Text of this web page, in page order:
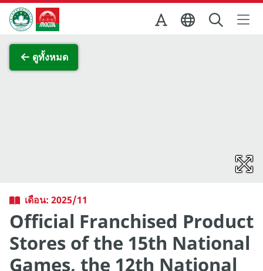
Skip to Main Content
สำนักงานการท่องเที่ยวของรัฐบาลมาเก๊า
ดูทั้งหมด
เดือน: 2025/11
Official Franchised Product
Stores of the 15th National
Games, the 12th National